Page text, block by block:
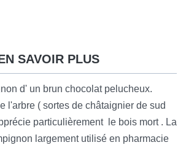
SAVOIR PLUS
d' un brun chocolat pelucheux.
l'arbre ( sortes de châtaignier de sud
particulièrement le bois mort . La
largement utilisé en pharmacie